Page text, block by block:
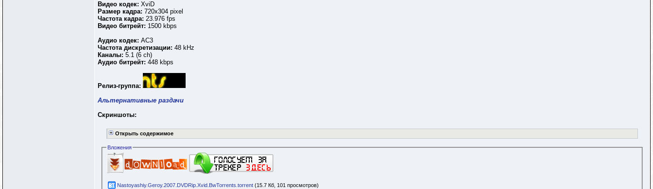
Видео кодек: XviD
Размер кадра: 720х304 pixel
Частота кадра: 23.976 fps
Видео битрейт: 1500 kbps
Аудио кодек: AC3
Частота дискретизации: 48 kHz
Каналы: 5.1 (6 ch)
Аудио битрейт: 448 kbps
Релиз-группа:
Альтернативные раздачи
Скриншоты:
Открыть содержимое
Вложения
Nastoyashiy.Geroy.2007.DVDRip.Xvid.BwTorrents.torrent (15.7 Кб, 101 просмотров)